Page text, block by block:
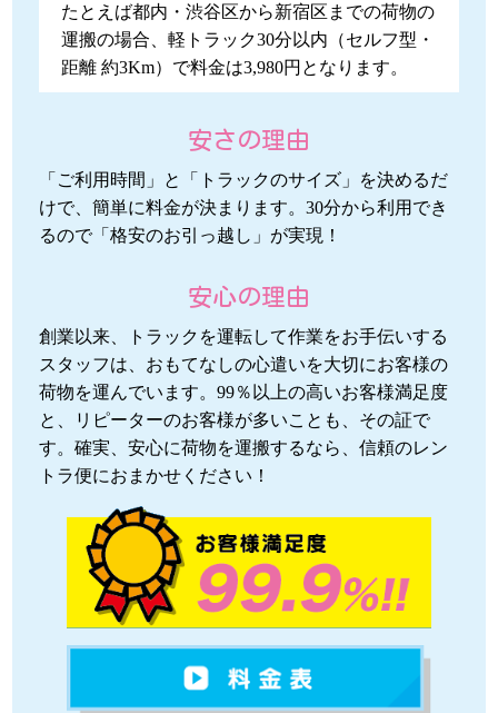
たとえば都内・渋谷区から新宿区までの荷物の
運搬の場合、軽トラック30分以内（セルフ型・
距離 約3Km）で料金は3,980円となります。
安さの理由
「ご利用時間」と「トラックのサイズ」を決めるだ
けで、簡単に料金が決まります。30分から利用でき
るので「格安のお引っ越し」が実現！
安心の理由
創業以来、トラックを運転して作業をお手伝いする
スタッフは、おもてなしの心遣いを大切にお客様の
荷物を運んでいます。99％以上の高いお客様満足度
と、リピーターのお客様が多いことも、その証で
す。確実、安心に荷物を運搬するなら、信頼のレン
トラ便におまかせください！